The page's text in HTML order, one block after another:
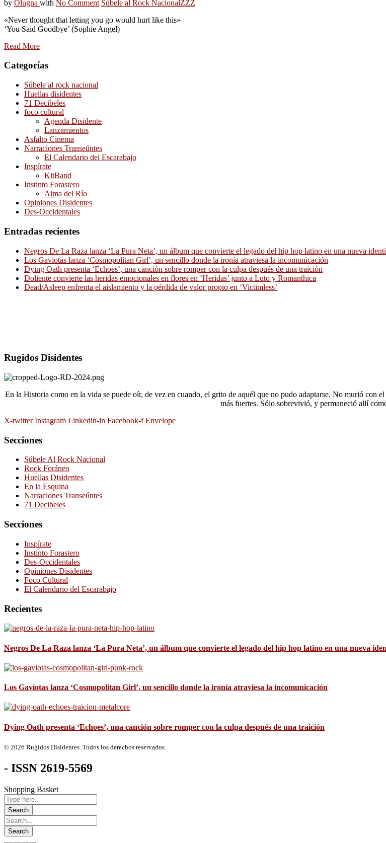
by Olugna with No Comment Súbele al Rock NacionalZZZ
«Never thought that letting you go would hurt like this»
‘You Said Goodbye’ (Sophie Angel)
Read More
Categorías
Súbele al rock nacional
Huellas disidentes
71 Decibeles
foco cultural
Agenda Disidente
Lanzamientos
Asfalto Cinema
Narraciones Transeúntes
El Calendario del Escarabajo
Inspírate
KitBand
Instinto Forastero
Alma del Río
Opiniones Disidentes
Des-Occidentales
Entradas recientes
Negros De La Raza lanza ‘La Pura Neta’, un álbum que convierte el legado del hip hop latino en una nueva
Los Gaviotas lanza ‘Cosmopolitan Girl’, un sencillo donde la ironía atraviesa la incomunicación
Dying Oath presenta ‘Echoes’, una canción sobre romper con la culpa después de una traición
Doliente convierte las heridas emocionales en flores en ‘Heridas’ junto a Luto y Romanthica
Dead/Asleep enfrenta el aislamiento y la pérdida de valor propio en ‘Victimless’
Rugidos Disidentes
En la Historia como en la vida se puede oír, de vez en cuando, el grito de aquél que no pudo adaptarse. No murió con
más fuertes. Sólo sobrevivió, y permaneció allí
X-twitter Instagram Linkedin-in Facebook-f Envelope
Secciones
Súbele Al Rock Nacional
Rock Foráneo
Huellas Disidentes
En la Esquina
Narraciones Transeúntes
71 Decibeles
Secciones
Inspírate
Instinto Forastero
Des-Occidentales
Opiniones Disidentes
Foco Cultural
El Calendario del Escarabajo
Recientes
Negros De La Raza lanza ‘La Pura Neta’, un álbum que convierte el legado del hip hop latino en una nueva
Los Gaviotas lanza ‘Cosmopolitan Girl’, un sencillo donde la ironía atraviesa la incomunicación
Dying Oath presenta ‘Echoes’, una canción sobre romper con la culpa después de una traición
© 2026 Rugidos Disidentes. Todos los derechos reservados.
- ISSN 2619-5569
Shopping Basket